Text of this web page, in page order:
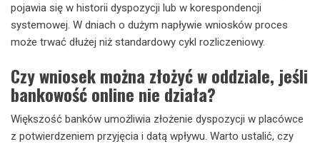
pojawia się w historii dyspozycji lub w korespondencji
systemowej. W dniach o dużym napływie wniosków proces
może trwać dłużej niż standardowy cykl rozliczeniowy.
Czy wniosek można złożyć w oddziale, jeśli
bankowość online nie działa?
Większość banków umożliwia złożenie dyspozycji w placówce
z potwierdzeniem przyjęcia i datą wpływu. Warto ustalić, czy